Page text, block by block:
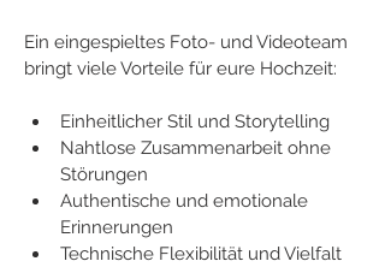
Ein eingespieltes Foto- und Videoteam
bringt viele Vorteile für eure Hochzeit:
Einheitlicher Stil und Storytelling
Nahtlose Zusammenarbeit ohne
Störungen
Authentische und emotionale
Erinnerungen
Technische Flexibilität und Vielfalt